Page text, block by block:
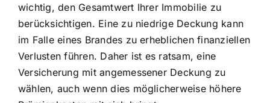
wichtig, den Gesamtwert Ihrer Immobilie zu
berücksichtigen. Eine zu niedrige Deckung kann
im Falle eines Brandes zu erheblichen finanziellen
Verlusten führen. Daher ist es ratsam, eine
Versicherung mit angemessener Deckung zu
wählen, auch wenn dies möglicherweise höhere